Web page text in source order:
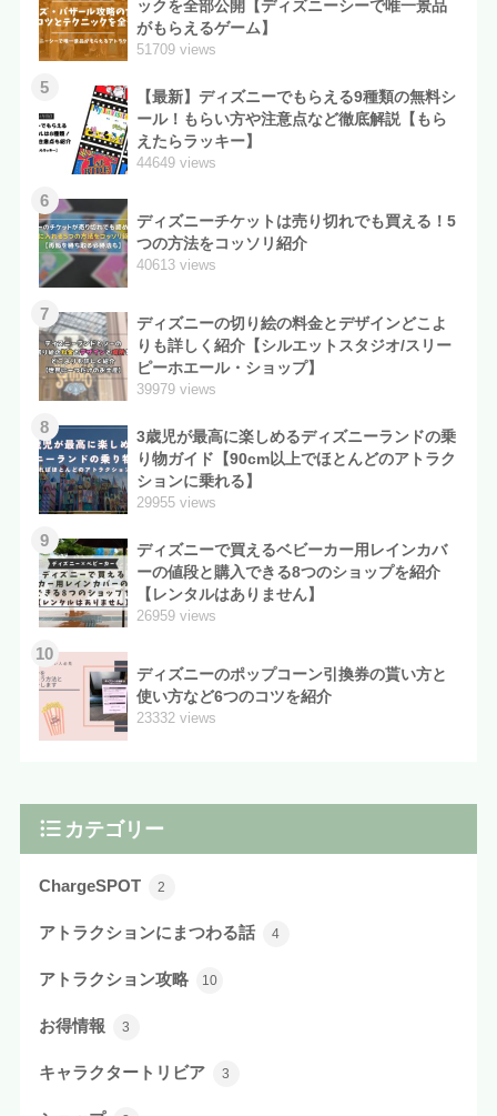
ックを全部公開【ディズニーシーで唯一景品
がもらえるゲーム】
51709 views
5
【最新】ディズニーでもらえる9種類の無料シ
ール！もらい方や注意点など徹底解説【もら
えたらラッキー】
44649 views
6
ディズニーチケットは売り切れでも買える！5
つの方法をコッソリ紹介
40613 views
7
ディズニーの切り絵の料金とデザインどこよ
りも詳しく紹介【シルエットスタジオ/スリー
ピーホエール・ショップ】
39979 views
8
3歳児が最高に楽しめるディズニーランドの乗
り物ガイド【90cm以上でほとんどのアトラク
ションに乗れる】
29955 views
9
ディズニーで買えるベビーカー用レインカバ
ーの値段と購入できる8つのショップを紹介
【レンタルはありません】
26959 views
10
ディズニーのポップコーン引換券の貰い方と
使い方など6つのコツを紹介
23332 views
カテゴリー
ChargeSPOT 2
アトラクションにまつわる話 4
アトラクション攻略 10
お得情報 3
キャラクタートリビア 3